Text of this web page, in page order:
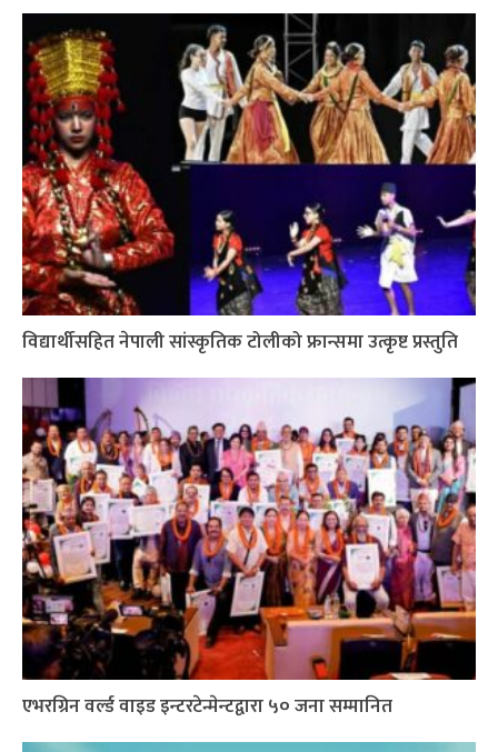
विद्यार्थीसहित नेपाली सांस्कृतिक टोलीको फ्रान्समा उत्कृष्ट प्रस्तुति
एभरग्रिन वर्ल्ड वाइड इन्टरटेन्मेन्टद्वारा ५० जना सम्मानित